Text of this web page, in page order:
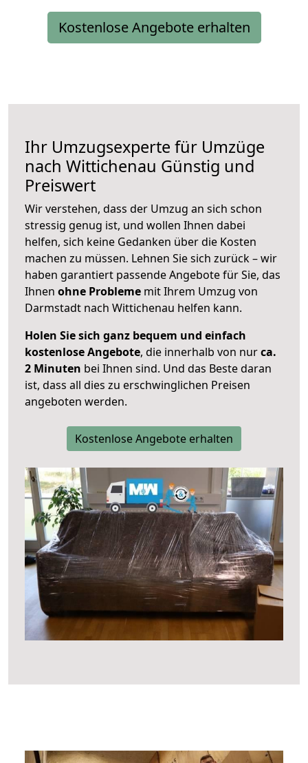
Kostenlose Angebote erhalten
Ihr Umzugsexperte für Umzüge
nach Wittichenau Günstig und
Preiswert
Wir verstehen, dass der Umzug an sich schon
stressig genug ist, und wollen Ihnen dabei
helfen, sich keine Gedanken über die Kosten
machen zu müssen. Lehnen Sie sich zurück – wir
haben garantiert passende Angebote für Sie, das
Ihnen ohne Probleme mit Ihrem Umzug von
Darmstadt nach Wittichenau helfen kann.
Holen Sie sich ganz bequem und einfach
kostenlose Angebote, die innerhalb von nurca.
2 Minuten bei Ihnen sind. Und das Beste daran
ist, dass all dies zu erschwinglichen Preisen
angeboten werden.
Kostenlose Angebote erhalten